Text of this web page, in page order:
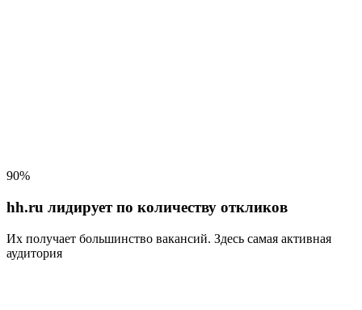
90%
hh.ru лидирует по количеству откликов
Их получает большинство вакансий. Здесь самая активная
аудитория